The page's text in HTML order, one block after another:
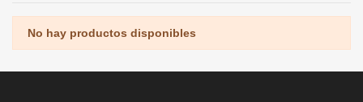
No hay productos disponibles